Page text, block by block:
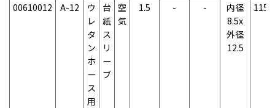
00610012 A-12
ウ
レ
タ
ン
ホ
ー
ス
用
台
紙
ス
リ
ー
ブ
空
気
1.5 - -
内径
8.5x
外径
12.5
115g